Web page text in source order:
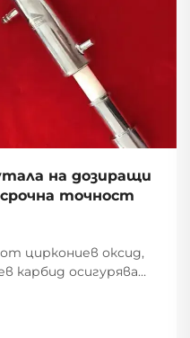
на дозиращи
точност
циркониев оксид,
карбид осигуряват
рентабилността